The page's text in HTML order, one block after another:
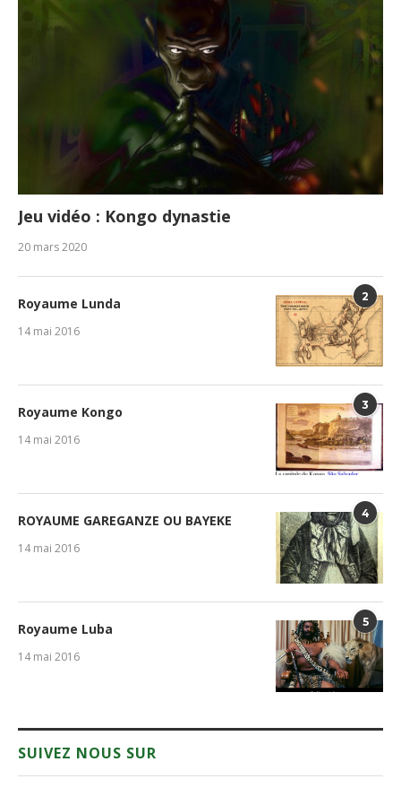
Jeu vidéo : Kongo dynastie
20 mars 2020
2
Royaume Lunda
14 mai 2016
3
Royaume Kongo
14 mai 2016
4
ROYAUME GAREGANZE OU BAYEKE
14 mai 2016
5
Royaume Luba
14 mai 2016
SUIVEZ NOUS SUR